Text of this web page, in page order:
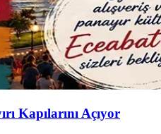
Kapılarını Açıyor